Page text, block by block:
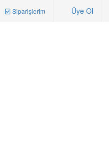
Siparişlerim Üye Ol